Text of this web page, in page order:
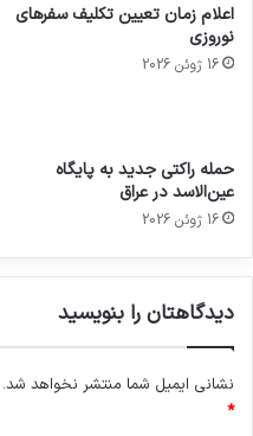
اعلام زمان تعیین تکلیف سفرهای
نوروزی
16 ژوئن 2026
حمله راکتی جدید به پایگاه
عین‌الاسد در عراق
16 ژوئن 2026
دیدگاهتان را بنویسید
نشانی ایمیل شما منتشر نخواهد شد.
*